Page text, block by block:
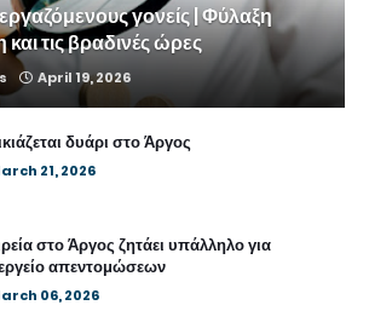
γονείς | Φύλαξη
τις βραδινές ώρες
April 19, 2026
δυάρι στο Άργος
21, 2026
στο Άργος ζητάει υπάλληλο για
απεντομώσεων
06, 2026